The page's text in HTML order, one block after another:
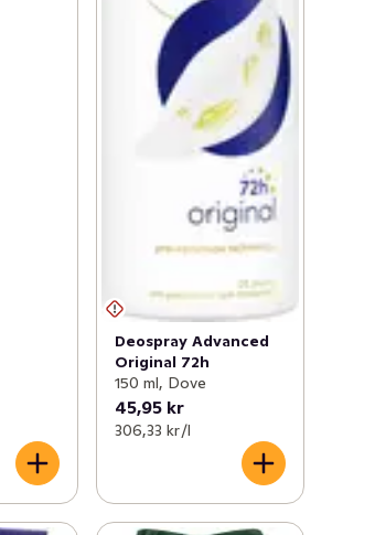
Deospray Advanced
Original 72h
150 ml, Dove
45,95 kr
306,33 kr /l